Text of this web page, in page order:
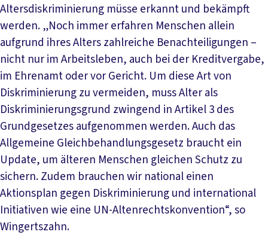
Altersdiskriminierung müsse erkannt und bekämpft
werden. „Noch immer erfahren Menschen allein
aufgrund ihres Alters zahlreiche Benachteiligungen –
nicht nur im Arbeitsleben, auch bei der Kreditvergabe,
im Ehrenamt oder vor Gericht. Um diese Art von
Diskriminierung zu vermeiden, muss Alter als
Diskriminierungsgrund zwingend in Artikel 3 des
Grundgesetzes aufgenommen werden. Auch das
Allgemeine Gleichbehandlungsgesetz braucht ein
Update, um älteren Menschen gleichen Schutz zu
sichern. Zudem brauchen wir national einen
Aktionsplan gegen Diskriminierung und international
Initiativen wie eine UN-Altenrechtskonvention“, so
Wingertszahn.